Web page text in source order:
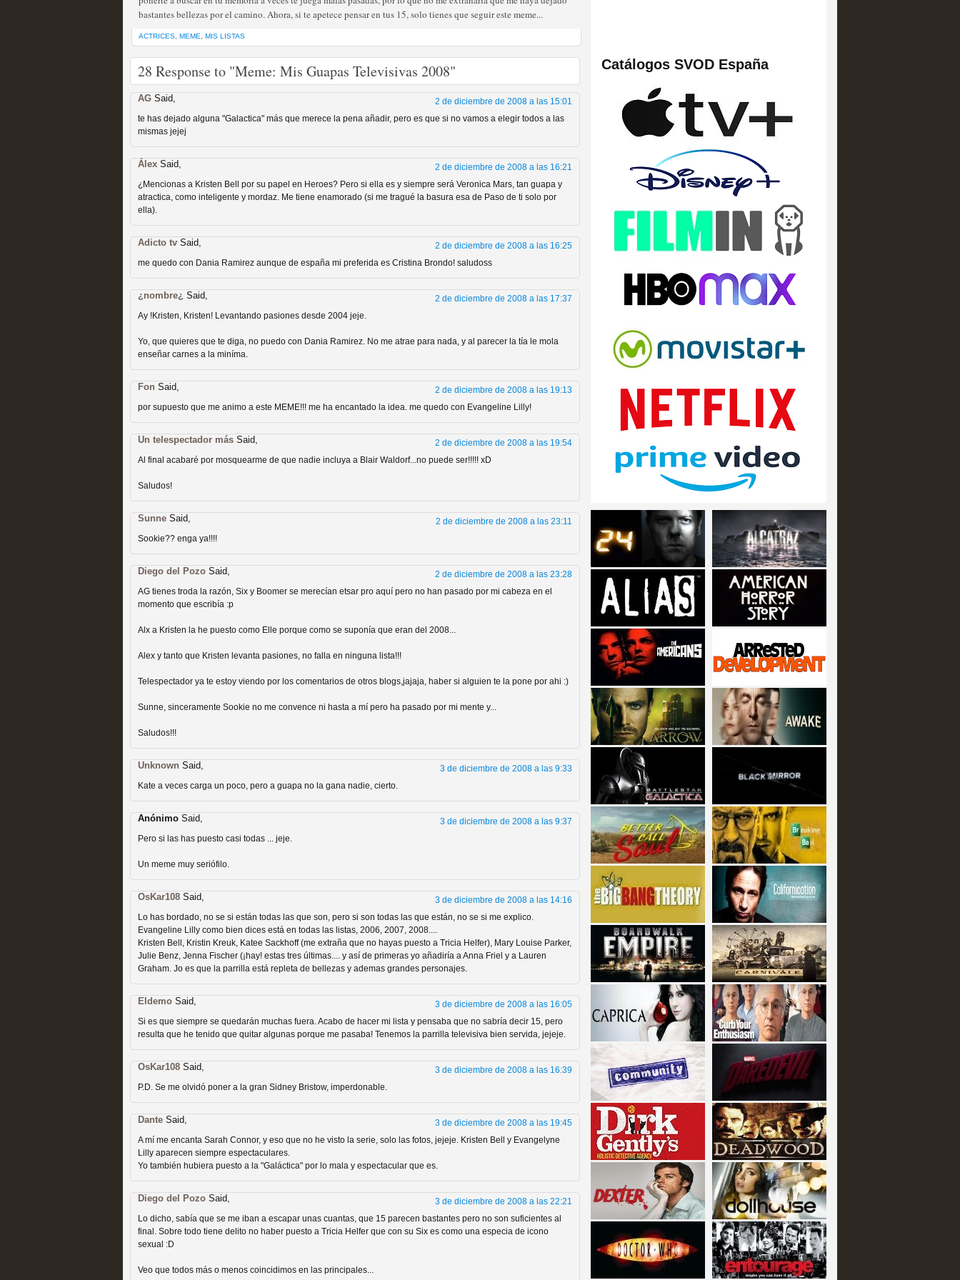
Fin de ciclo para las series de viajes en el tiempo
MOLTISANTI
Recomendación de la semana
Taboo es otra miniserie británica que no es
miniserie
MOLTISANTI
Las temporadas de pilotos de Amazon
MOLTISANTI
Recomendación de la semana
Galería con los Mejores Personajes de Series de
Recomendación de la semana
Las productoras de las estrellas de cine y
televisión
Recomendación de la semana
Las series de 10 temporadas están en peligro de
extinción
Recomendación de la semana
Expediente X: Guía para descubrir la "verdad"
MOLTISANTI
Recomendación de la semana
bastantes bellezas por el camino. Ahora, si te apetece pensar en tus 15, solo tienes que seguir este meme...
ACTRICES MEME MIS LISTAS
28 Response to "Meme: Mis Guapas Televisivas 2008"
AG Said,
2 de diciembre de 2008 a las 15:01
te has dejado alguna "Galactica" más que merece la pena añadir, pero es que si no vamos a elegir todos a las
mismas jejej
Álex Said,
2 de diciembre de 2008 a las 16:21
¿Mencionas a Kristen Bell por su papel en Heroes? Pero si ella es y siempre será Veronica Mars, tan guapa y
atractica, como inteligente y mordaz. Me tiene enamorado (si me tragué la basura esa de Paso de ti solo por
ella).
Adicto tv Said,
2 de diciembre de 2008 a las 16:25
me quedo con Dania Ramirez aunque de españa mi preferida es Cristina Brondo! saludoss
¿nombre¿ Said,
2 de diciembre de 2008 a las 17:37
Ay !Kristen, Kristen! Levantando pasiones desde 2004 jeje.
Yo, que quieres que te diga, no puedo con Dania Ramirez. No me atrae para nada, y al parecer la tía le mola
enseñar carnes a la miníma.
Fon Said,
2 de diciembre de 2008 a las 19:13
por supuesto que me animo a este MEME!!! me ha encantado la idea. me quedo con Evangeline Lilly!
Un telespectador más Said,
2 de diciembre de 2008 a las 19:54
Al final acabaré por mosquearme de que nadie incluya a Blair Waldorf...no puede ser!!!!! xD
Saludos!
Sunne Said,
2 de diciembre de 2008 a las 23:11
Sookie?? enga ya!!!!
Diego del Pozo Said,
2 de diciembre de 2008 a las 23:28
AG tienes troda la razón, Six y Boomer se merecían etsar pro aquí pero no han pasado por mi cabeza en el
momento que escribía :p
Alx a Kristen la he puesto como Elle porque como se suponía que eran del 2008...
Alex y tanto que Kristen levanta pasiones, no falla en ninguna lista!!!
Telespectador ya te estoy viendo por los comentarios de otros blogs,jajaja, haber si alguien te la pone por ahi :)
Sunne, sinceramente Sookie no me convence ni hasta a mí pero ha pasado por mi mente y...
Saludos!!!
Unknown Said,
3 de diciembre de 2008 a las 9:33
Kate a veces carga un poco, pero a guapa no la gana nadie, cierto.
Anónimo Said,
3 de diciembre de 2008 a las 9:37
Pero si las has puesto casi todas ... jeje.
Un meme muy seriófilo.
OsKar108 Said,
3 de diciembre de 2008 a las 14:16
Lo has bordado, no se si están todas las que son, pero si son todas las que están, no se si me explico.
Evangeline Lilly como bien dices está en todas las listas, 2006, 2007, 2008....
Kristen Bell, Kristin Kreuk, Katee Sackhoff (me extraña que no hayas puesto a Tricia Helfer), Mary Louise Parker,
Julie Benz, Jenna Fischer (¡hay! estas tres últimas.... y así de primeras yo añadiría a Anna Friel y a Lauren
Graham. Jo es que la parrilla está repleta de bellezas y ademas grandes personajes.
Eldemo Said,
3 de diciembre de 2008 a las 16:05
Si es que siempre se quedarán muchas fuera. Acabo de hacer mi lista y pensaba que no sabría decir 15, pero
resulta que he tenido que quitar algunas porque me pasaba! Tenemos la parrilla televisiva bien servida, jejeje.
OsKar108 Said,
3 de diciembre de 2008 a las 16:39
P.D. Se me olvidó poner a la gran Sidney Bristow, imperdonable.
Dante Said,
3 de diciembre de 2008 a las 19:45
A mí me encanta Sarah Connor, y eso que no he visto la serie, solo las fotos, jejeje. Kristen Bell y Evangelyne
Lilly aparecen siempre espectaculares.
Yo también hubiera puesto a la "Galáctica" por lo mala y espectacular que es.
Diego del Pozo Said,
3 de diciembre de 2008 a las 22:21
Lo dicho, sabía que se me iban a escapar unas cuantas, que 15 parecen bastantes pero no son suficientes al
final. Sobre todo tiene delito no haber puesto a Tricia Helfer que con su Six es como una especia de icono
sexual :D
Veo que todos más o menos coincidimos en las principales...
Catálogos SVOD España